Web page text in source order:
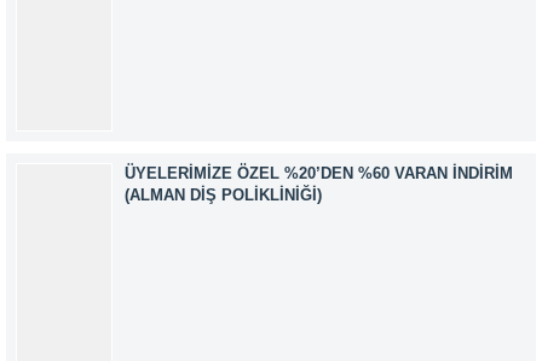
ÜYELERIMIZE ÖZEL %20’DEN %60 VARAN İNDIRIM
(ALMAN DIŞ POLIKLINIĞI)